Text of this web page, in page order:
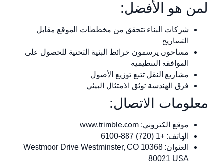
لمن هو الأفضل:
شركات البناء تتحقق من مخططات الموقع مقابل
التصاريح
مساحون يرسمون خرائط البنية التحتية للحصول على
الموافقة التنظيمية
مشاريع النقل تتبع توزيع الأصول
فرق الهندسة توثق الامتثال البيئي
معلومات الاتصال:
موقع الكتروني: www.trimble.com
الهاتف: +1 (720) 887-6100
العنوان: 10368 Westmoor Drive Westminster, CO
80021 USA